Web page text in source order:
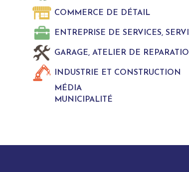
COMMERCE DE DÉTAIL
ENTREPRISE DE SERVICES,
GARAGE, ATELIER DE
INDUSTRIE ET CONSTRUCTION
MÉDIA
MUNICIPALITÉ